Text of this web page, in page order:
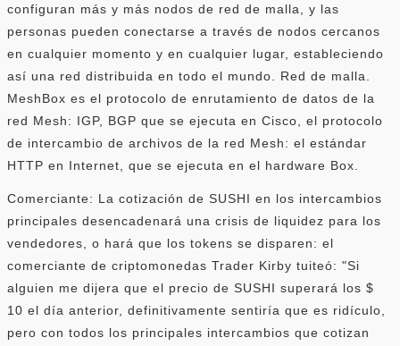
configuran más y más nodos de red de malla, y las
personas pueden conectarse a través de nodos cercanos
en cualquier momento y en cualquier lugar, estableciendo
así una red distribuida en todo el mundo. Red de malla.
MeshBox es el protocolo de enrutamiento de datos de la
red Mesh: IGP, BGP que se ejecuta en Cisco, el protocolo
de intercambio de archivos de la red Mesh: el estándar
HTTP en Internet, que se ejecuta en el hardware Box.
Comerciante: La cotización de SUSHI en los intercambios
principales desencadenará una crisis de liquidez para los
vendedores, o hará que los tokens se disparen: el
comerciante de criptomonedas Trader Kirby tuiteó: "Si
alguien me dijera que el precio de SUSHI superará los $
10 el día anterior, definitivamente sentiría que es ridículo,
pero con todos los principales intercambios que cotizan